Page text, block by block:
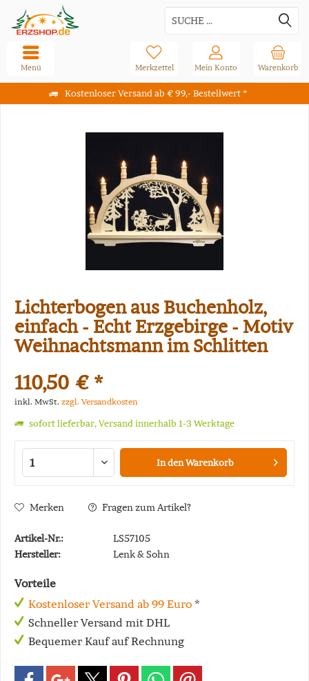
Kostenloser Versand ab € 99,- Bestellwert *
Warenkorb
Merkzettel Mein Konto
Menü
Lichterbogen aus Buchenholz,
einfach - Echt Erzgebirge - Motiv
Weihnachtsmann im Schlitten
110,50 € *
inkl. MwSt. zzgl. Versandkosten
sofort lieferbar, Versand innerhalb 1-3 Werktage
In denWarenkorb
Merken Fragen zum Artikel?
Artikel-Nr.:
LS57105
Hersteller:
Lenk & Sohn
Vorteile
Kostenloser Versand ab 99 Euro *
Schneller Versand mit DHL
Bequemer Kauf auf Rechnung